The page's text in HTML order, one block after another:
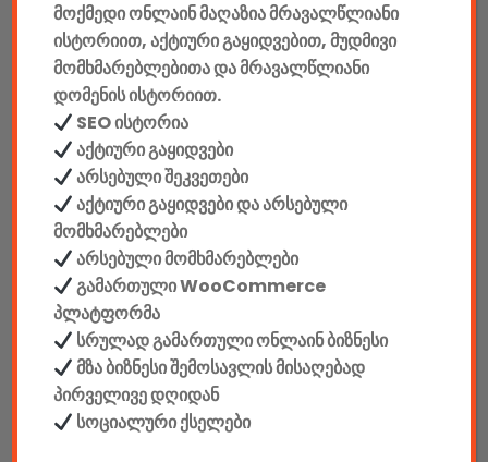
ᲐᲦᲬᲔᲠᲐ
მწარმოებელი: Sven
ინტერფეისი: USB
სენსორი: ოპტიკური, 500 – 8000 dpi
წონის მართვის სისტემა
კაბელის სიგრძე: 1.8 მ
ღილაკების რაოდენობა: 6 + scroll
მოქმედი ონლაინ მაღაზია მრავალწლიანი
ისტორიით, აქტიური გაყიდვებით, მუდმივი
მომხმარებლებითა და მრავალწლიანი
დომენის ისტორიით.
SEO ისტორია
აქტიური გაყიდვები
არსებული შეკვეთები
აქტიური გაყიდვები და არსებული
მომხმარებლები
არსებული მომხმარებლები
გამართული WooCommerce
პლატფორმა
სრულად გამართული ონლაინ ბიზნესი
მზა ბიზნესი შემოსავლის მისაღებად
პირველივე დღიდან
სოციალური ქსელები